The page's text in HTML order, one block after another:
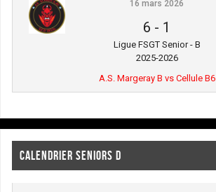
16 mars 2026
6 - 1
Ligue FSGT Senior - B
2025-2026
A.S. Margeray B vs Cellule B6
CALENDRIER SENIORS D